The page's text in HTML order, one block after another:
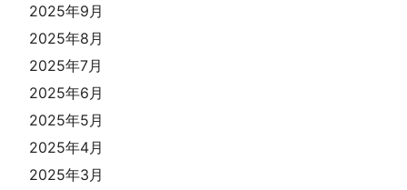
2025年9月
2025年8月
2025年7月
2025年6月
2025年5月
2025年4月
2025年3月